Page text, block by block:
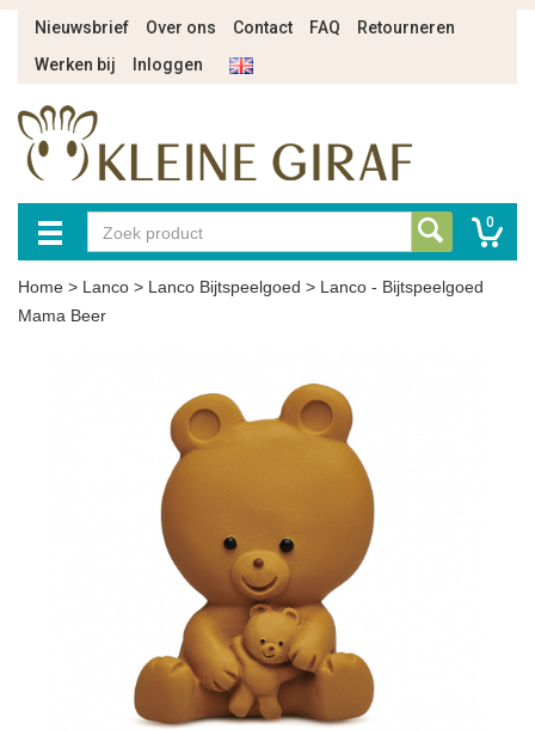
Nieuwsbrief Over ons Contact FAQ
Retourneren
Werken bij
Inloggen
0
Home > Lanco > Lanco Bijtspeelgoed > Lanco - Bijtspeelgoed
Mama Beer